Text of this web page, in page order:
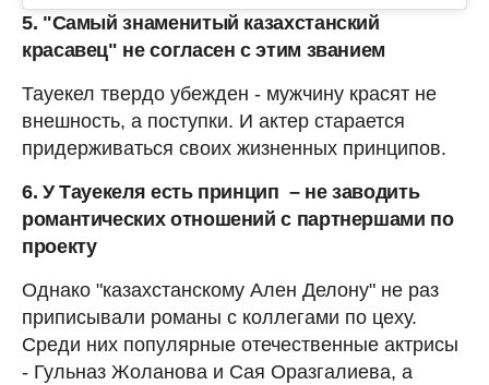
5. "Самый знаменитый казахстанский
красавец" не согласен с этим званием
Тауекел твердо убежден - мужчину красят не
внешность, а поступки. И актер старается
придерживаться своих жизненных принципов.
6. У Тауекеля есть принцип – не заводить
романтических отношений с партнершами по
проекту
Однако "казахстанскому Ален Делону" не раз
приписывали романы с коллегами по цеху.
Среди них популярные отечественные актрисы
- Гульназ Жоланова и Сая Оразгалиева, а